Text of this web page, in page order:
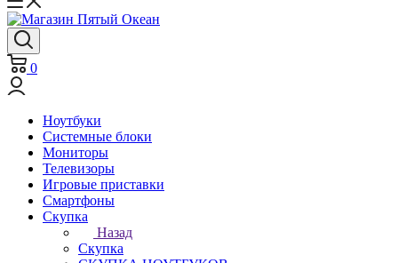
0
Ноутбуки
Системные блоки
Мониторы
Телевизоры
Игровые приставки
Смартфоны
Скупка
Назад
Скупка